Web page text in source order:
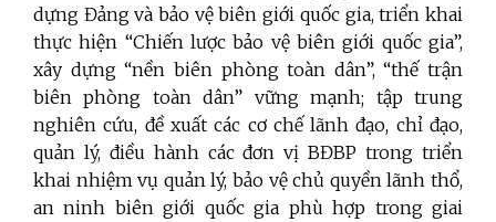
dựng Đảng và bảo vệ biên giới quốc gia, triển khai
thực hiện “Chiến lược bảo vệ biên giới quốc gia”,
xây dựng “nền biên phòng toàn dân”, “thế trận
biên phòng toàn dân” vững mạnh; tập trung
nghiên cứu, đề xuất các cơ chế lãnh đạo, chỉ đạo,
quản lý, điều hành các đơn vị BĐBP trong triển
khai nhiệm vụ quản lý, bảo vệ chủ quyền lãnh thổ,
an ninh biên giới quốc gia phù hợp trong giai